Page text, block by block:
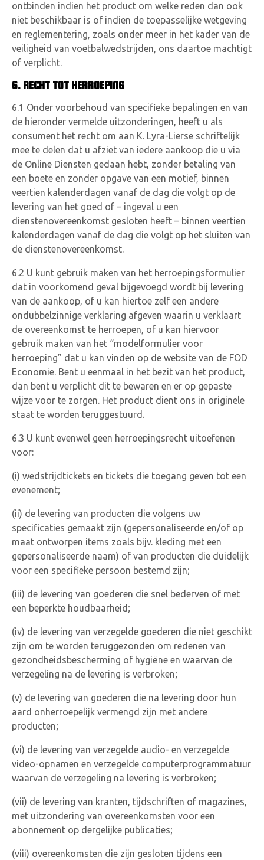
ontbinden indien het product om welke reden dan ook
niet beschikbaar is of indien de toepasselijke wetgeving
en reglementering, zoals onder meer in het kader van de
veiligheid van voetbalwedstrijden, ons daartoe machtigt
of verplicht.
6. RECHT TOT HERROEPING
6.1 Onder voorbehoud van specifieke bepalingen en van
de hieronder vermelde uitzonderingen, heeft u als
consument het recht om aan K. Lyra-Lierse schriftelijk
mee te delen dat u afziet van iedere aankoop die u via
de Online Diensten gedaan hebt, zonder betaling van
een boete en zonder opgave van een motief, binnen
veertien kalenderdagen vanaf de dag die volgt op de
levering van het goed of – ingeval u een
dienstenovereenkomst gesloten heeft – binnen veertien
kalenderdagen vanaf de dag die volgt op het sluiten van
de dienstenovereenkomst.
6.2 U kunt gebruik maken van het herroepingsformulier
dat in voorkomend geval bijgevoegd wordt bij levering
van de aankoop, of u kan hiertoe zelf een andere
ondubbelzinnige verklaring afgeven waarin u verklaart
de overeenkomst te herroepen, of u kan hiervoor
gebruik maken van het “modelformulier voor
herroeping” dat u kan vinden op de website van de FOD
Economie. Bent u eenmaal in het bezit van het product,
dan bent u verplicht dit te bewaren en er op gepaste
wijze voor te zorgen. Het product dient ons in originele
staat te worden teruggestuurd.
6.3 U kunt evenwel geen herroepingsrecht uitoefenen
voor:
(i) wedstrijdtickets en tickets die toegang geven tot een
evenement;
(ii) de levering van producten die volgens uw
specificaties gemaakt zijn (gepersonaliseerde en/of op
maat ontworpen items zoals bijv. kleding met een
gepersonaliseerde naam) of van producten die duidelijk
voor een specifieke persoon bestemd zijn;
(iii) de levering van goederen die snel bederven of met
een beperkte houdbaarheid;
(iv) de levering van verzegelde goederen die niet geschikt
zijn om te worden teruggezonden om redenen van
gezondheidsbescherming of hygiëne en waarvan de
verzegeling na de levering is verbroken;
(v) de levering van goederen die na levering door hun
aard onherroepelijk vermengd zijn met andere
producten;
(vi) de levering van verzegelde audio- en verzegelde
video-opnamen en verzegelde computerprogrammatuur
waarvan de verzegeling na levering is verbroken;
(vii) de levering van kranten, tijdschriften of magazines,
met uitzondering van overeenkomsten voor een
abonnement op dergelijke publicaties;
(viii) overeenkomsten die zijn gesloten tijdens een